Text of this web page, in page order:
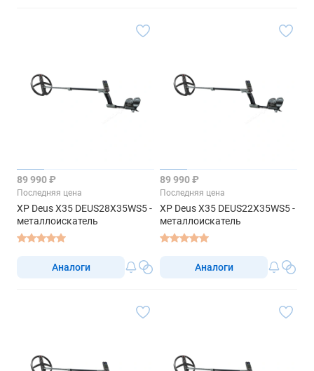
89 990 ₽
Последняя цена
XP Deus X35 DEUS28X35WS5 -
металлоискатель
Аналоги
89 990 ₽
Последняя цена
XP Deus X35 DEUS22X35WS5 -
металлоискатель
Аналоги